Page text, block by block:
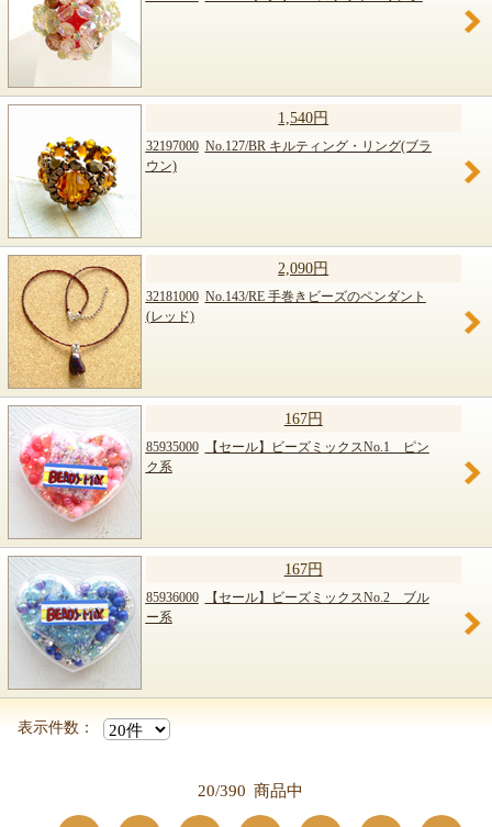
1,540円
32197000 No.127/BR キルティング・リング(ブラ
ウン)
2,090円
32181000 No.143/RE 手巻きビーズのペンダント
(レッド)
167円
85935000
【セール】ビーズミックスNo.1 ピン
ク系
167円
85936000
【セール】ビーズミックスNo.2 ブル
ー系
表示件数：
20/390 商品中